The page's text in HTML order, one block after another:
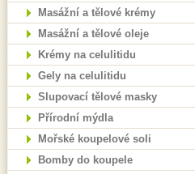
Masážní a tělové krémy
Masážní a tělové oleje
Krémy na celulitidu
Gely na celulitidu
Slupovací tělové masky
Přírodní mýdla
Mořské koupelové soli
Bomby do koupele